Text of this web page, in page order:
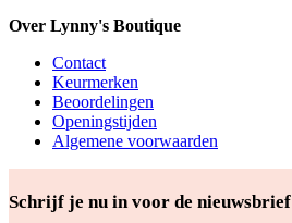
Over Lynny's Boutique
Contact
Keurmerken
Beoordelingen
Openingstijden
Algemene voorwaarden
Schrijf je nu in voor de nieuwsbrief